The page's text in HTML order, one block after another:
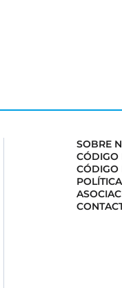
SOBRE
CÓDIGO
CÓDIGO